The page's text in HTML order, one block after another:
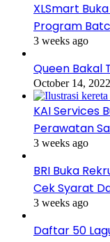
XLSmart
Program
3 weeks ago
Queen Bakal
October 14, 2022
KAI Services
Perawatan
3 weeks ago
BRI Buka
Cek Syarat
3 weeks ago
Daftar 50